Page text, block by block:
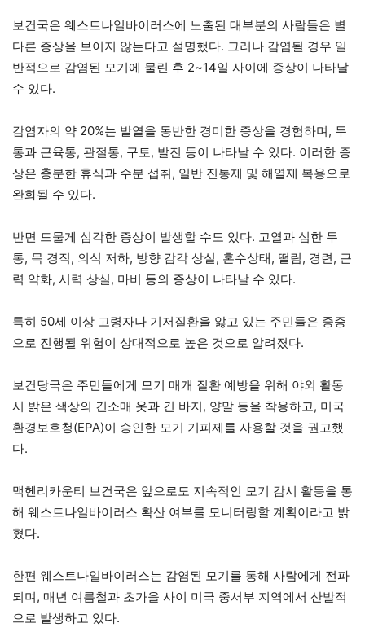
보건국은 웨스트나일바이러스에 노출된 대부분의 사람들은 별
다른 증상을 보이지 않는다고 설명했다. 그러나 감염될 경우 일
반적으로 감염된 모기에 물린 후 2~14일 사이에 증상이 나타날
수 있다.
감염자의 약 20%는 발열을 동반한 경미한 증상을 경험하며, 두
통과 근육통, 관절통, 구토, 발진 등이 나타날 수 있다. 이러한 증
상은 충분한 휴식과 수분 섭취, 일반 진통제 및 해열제 복용으로
완화될 수 있다.
반면 드물게 심각한 증상이 발생할 수도 있다. 고열과 심한 두
통, 목 경직, 의식 저하, 방향 감각 상실, 혼수상태, 떨림, 경련, 근
력 약화, 시력 상실, 마비 등의 증상이 나타날 수 있다.
특히 50세 이상 고령자나 기저질환을 앓고 있는 주민들은 중증
으로 진행될 위험이 상대적으로 높은 것으로 알려졌다.
보건당국은 주민들에게 모기 매개 질환 예방을 위해 야외 활동
시 밝은 색상의 긴소매 옷과 긴 바지, 양말 등을 착용하고, 미국
환경보호청(EPA)이 승인한 모기 기피제를 사용할 것을 권고했
다.
맥헨리카운티 보건국은 앞으로도 지속적인 모기 감시 활동을 통
해 웨스트나일바이러스 확산 여부를 모니터링할 계획이라고 밝
혔다.
한편 웨스트나일바이러스는 감염된 모기를 통해 사람에게 전파
되며, 매년 여름철과 초가을 사이 미국 중서부 지역에서 산발적
으로 발생하고 있다.